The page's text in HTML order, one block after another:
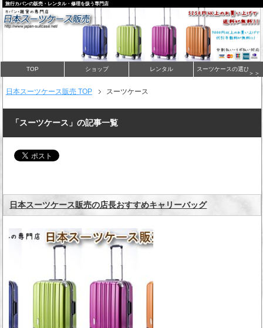
旅行カバンの販売・レンタル・修理を扱う専門店
TOP ショップ レンタル スーツケースの選び方
＞＞
日本スーツケース販売 TOP スーツケース
「スーツケース」の記事一覧
日本スーツケース販売の店長おすすめキャリーバッグ